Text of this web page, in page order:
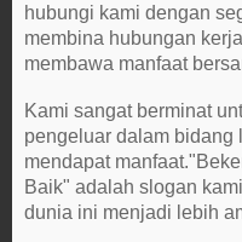
hubungi kami dengan
membina hubungan
membawa manfaat
Kami sangat berminat
pengeluar dalam bidang
mendapat
Baik" adalah slogan
dunia ini menjadi lebih